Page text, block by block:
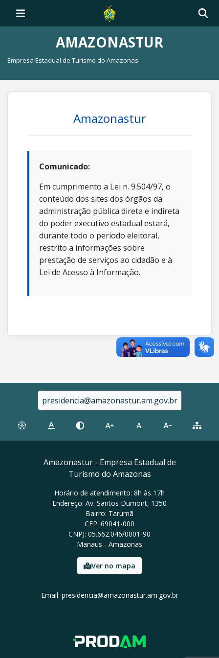
AMAZONASTUR
Empresa Estadual de Turismo do Amazonas
Amazonastur
Comunicado:
Em cumprimento a Lei n. 9.504/97, o
conteúdo dos sites dos órgãos da
administração pública direta e indireta
do poder executivo estadual estará,
durante todo o período eleitoral,
restrito a informações sobre
prestação de serviços ao cidadão e à
Lei de Acesso à Informação.
presidencia@amazonastur.am.gov.br
Amazonastur - Empresa Estadual de
Turismo do Amazonas
Horário de atendimento: 8h às 17h
Endereço: Av. Santos Dumont, 1350
Bairro: Tarumã
CEP: 69041-000
CNPJ: 05.662.046/0001-90
Manaus - Amazonas
Ver no mapa
Email: presidencia@amazonastur.am.gov.br